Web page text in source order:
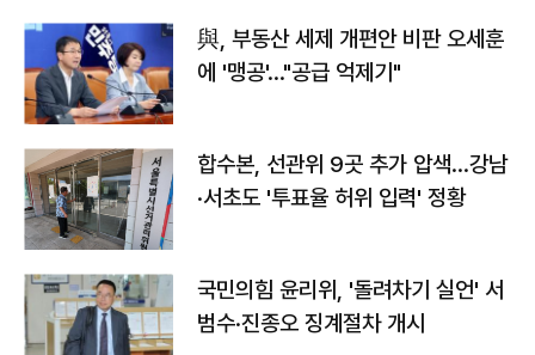
與, 부동산 세제 개편안 비판 오세훈
에 '맹공'…"공급 억제기"
합수본, 선관위 9곳 추가 압색…강남
·서초도 '투표율 허위 입력' 정황
국민의힘 윤리위, '돌려차기 실언' 서
범수·진종오 징계절차 개시